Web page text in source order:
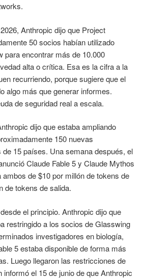
Anthropic dijo que Project
50 socios habían utilizado
para encontrar más de 10.000
alta o crítica. Esa es la cifra a la
recurriendo, porque sugiere que el
algo más que generar informes.
de seguridad real a escala.
dijo que estaba ampliando
150 nuevas
15 países. Una semana después, el
Claude Fable 5 y Claude Mythos
de $10 por millón de tokens de
de tokens de salida.
el principio. Anthropic dijo que
restringido a los socios de Glasswing
investigadores en biología,
5 estaba disponible de forma más
Luego llegaron las restricciones de
el 15 de junio de que Anthropic